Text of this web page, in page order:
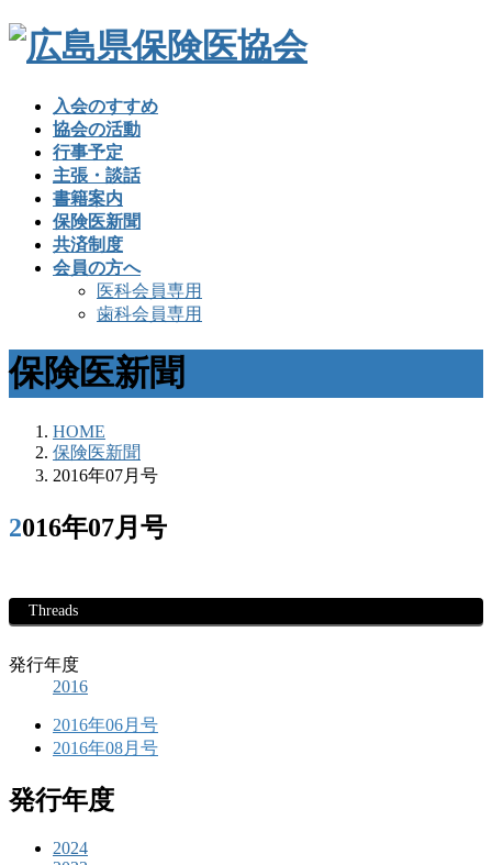
入会のすすめ
協会の活動
行事予定
主張・談話
書籍案内
保険医新聞
共済制度
会員の方へ
医科会員専用
歯科会員専用
保険医新聞
HOME
保険医新聞
2016年07月号
2016年07月号
Threads
発行年度
2016
2016年06月号
2016年08月号
発行年度
2024